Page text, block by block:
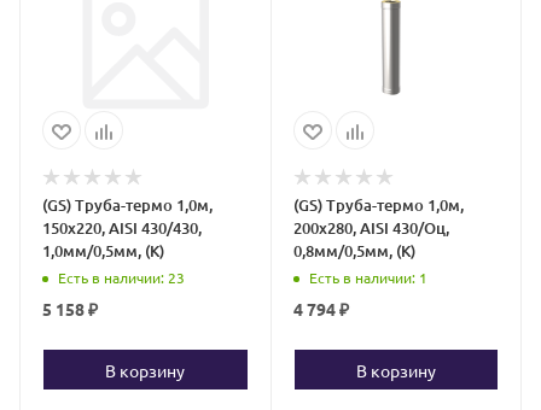
(GS) Труба-термо 1,0м,
150х220, AISI 430/430,
1,0мм/0,5мм, (К)
Есть в наличии: 23
5 158₽
В корзину
(GS) Труба-термо 1,0м,
200х280, AISI 430/Оц,
0,8мм/0,5мм, (К)
Есть в наличии: 1
4 794₽
В корзину